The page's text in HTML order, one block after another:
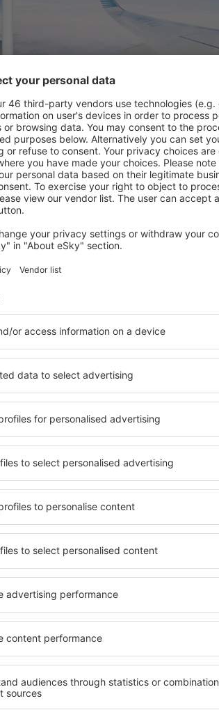
Plitvice Holiday Resort -
Rakovica, 07 August 2026, 2 Nächte
RAKOVICA
Rakovica, 07 August 2026, 2 Nächte
Mehr Hotels ansehen in
in der
die seinen Erwartungen
hohem Standard und
aus, die eine intime
garantieren? in Grabovac
buchen! Wählen
des Hotels sowie die
und die Möglichkeit
Hotels in Grabovac
Masse. Perfekt für
für Ausflüge
für sich aus und bereiten
Geschäftsreise vor!
muss.
die
Hotel
eine
die